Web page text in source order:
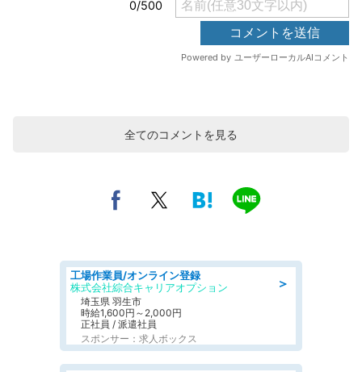
全てのコメントを見る
＞
工場作業員/オンライン登録
株式会社綜合キャリアオプション
埼玉県 羽生市
時給1,600円～2,000円
正社員 / 派遣社員
スポンサー：求人ボックス